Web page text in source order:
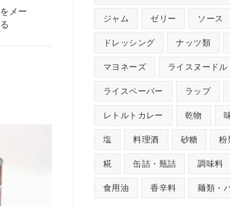
メー
ジャム ゼリー ソース
ドレッシング ナッツ類
マヨネーズ ライスヌードル
ライスペーパー ラップ
レトルトカレー 乾物
塩 料理酒 砂糖 粉
糀 缶詰・瓶詰 調味料
食用油 香辛料 麺類・